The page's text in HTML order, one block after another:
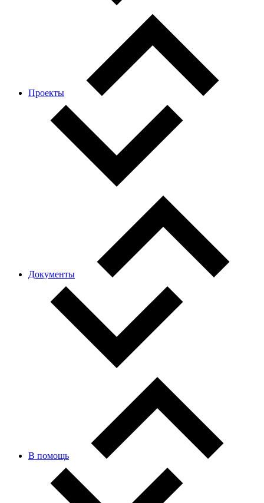
Проекты
Документы
В помощь